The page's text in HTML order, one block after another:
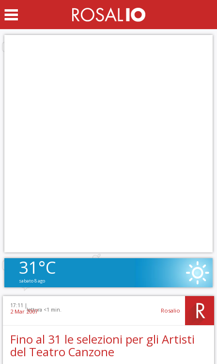
31°C
sabato 8 ago
17:11 |
lettura <1 min.
2 Mar 2007 Rosalio
Fino al 31 le selezioni per gli Artisti
del Teatro Canzone